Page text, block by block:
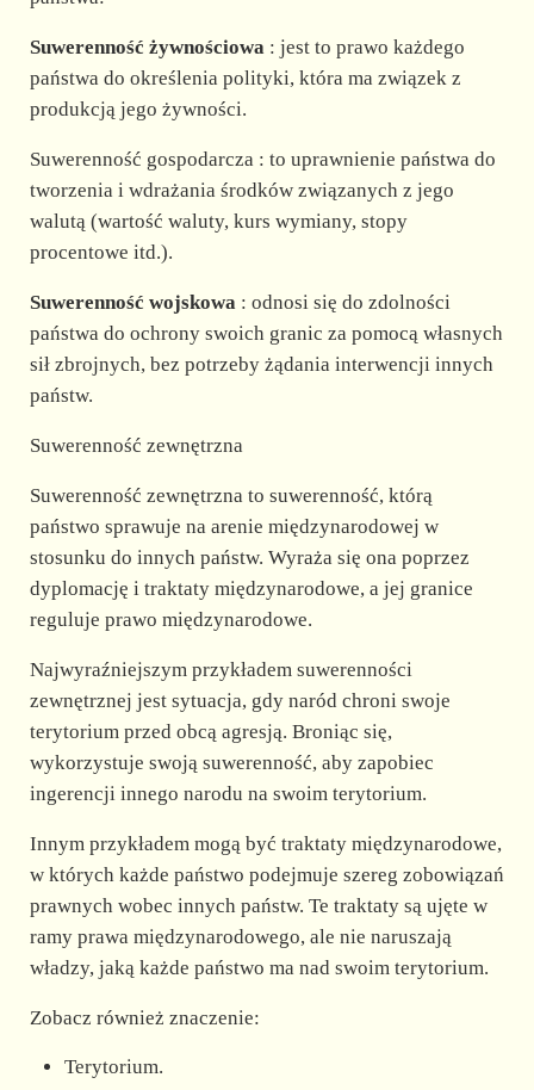
Suwerenność żywnościowa : jest to prawo każdego
państwa do określenia polityki, która ma związek z
produkcją jego żywności.
Suwerenność gospodarcza : to uprawnienie państwa do
tworzenia i wdrażania środków związanych z jego
walutą (wartość waluty, kurs wymiany, stopy
procentowe itd.).
Suwerenność wojskowa : odnosi się do zdolności
państwa do ochrony swoich granic za pomocą własnych
sił zbrojnych, bez potrzeby żądania interwencji innych
państw.
Suwerenność zewnętrzna
Suwerenność zewnętrzna to suwerenność, którą
państwo sprawuje na arenie międzynarodowej w
stosunku do innych państw. Wyraża się ona poprzez
dyplomację i traktaty międzynarodowe, a jej granice
reguluje prawo międzynarodowe.
Najwyraźniejszym przykładem suwerenności
zewnętrznej jest sytuacja, gdy naród chroni swoje
terytorium przed obcą agresją. Broniąc się,
wykorzystuje swoją suwerenność, aby zapobiec
ingerencji innego narodu na swoim terytorium.
Innym przykładem mogą być traktaty międzynarodowe,
w których każde państwo podejmuje szereg zobowiązań
prawnych wobec innych państw. Te traktaty są ujęte w
ramy prawa międzynarodowego, ale nie naruszają
władzy, jaką każde państwo ma nad swoim terytorium.
Zobacz również znaczenie:
Terytorium.